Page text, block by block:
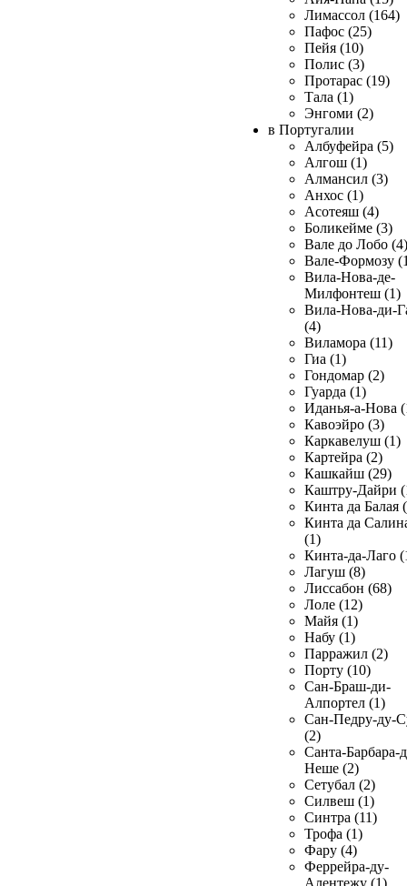
Лимассол (164)
Пафос (25)
Пейя (10)
Полис (3)
Протарас (19)
Тала (1)
Энгоми (2)
в Португалии
Албуфейра (5)
Алгош (1)
Алмансил (3)
Анхос (1)
Асотеяш (4)
Боликейме (3)
Вале до Лобо (4)
Вале-Формозу
Вила-Нова-де-
Милфонтеш (1)
Вила-Нова-ди-
(4)
Виламора (11)
Гиа (1)
Гондомар (2)
Гуарда (1)
Иданья-а-Нова
Кавоэйро (3)
Каркавелуш (1)
Картейра (2)
Кашкайш (29)
Каштру-Дайри
Кинта да Балая
Кинта да
(1)
Кинта-да-Лаго
Лагуш (8)
Лиссабон (68)
Лоле (12)
Майя (1)
Набу (1)
Парражил (2)
Порту (10)
Сан-Браш-ди-
Алпортел (1)
Сан-Педру-ду-
(2)
Санта-Барбара-
Неше (2)
Сетубал (2)
Силвеш (1)
Синтра (11)
Трофа (1)
Фару (4)
Феррейра-ду-
Алентежу (1)